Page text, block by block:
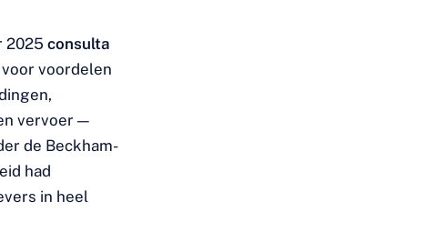
2025 consulta
voordelen
vervoer —
de Beckham-
had
in heel